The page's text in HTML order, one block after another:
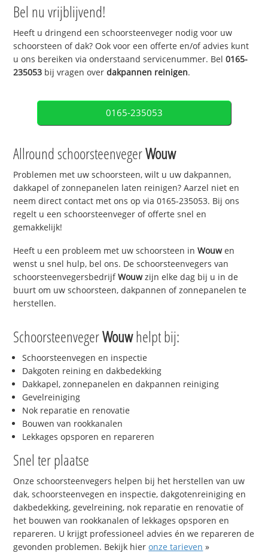
Bel nu vrijblijvend!
Heeft u dringend een schoorsteenveger nodig voor uw
schoorsteen of dak? Ook voor een offerte en/of advies kunt
u ons bereiken via onderstaand servicenummer. Bel0165-
235053 bij vragen overdakpannen reinigen.
0165-235053
Allround schoorsteenvegerWouw
Problemen met uw schoorsteen, wilt u uw dakpannen,
dakkapel of zonnepanelen laten reinigen? Aarzel niet en
neem direct contact met ons op via 0165-235053. Bij ons
regelt u een schoorsteenveger of offerte snel en
gemakkelijk!
Heeft u een probleem met uw schoorsteen inWouwen
wenst u snel hulp, bel ons. De schoorsteenvegers van
schoorsteenvegersbedrijfWouwzijn elke dag bij u in de
buurt om uw schoorsteen, dakpannen of zonnepanelen te
herstellen.
SchoorsteenvegerWouwhelpt bij:
Schoorsteenvegen en inspectie
Dakgoten reining en dakbedekking
Dakkapel, zonnepanelen en dakpannen reiniging
Gevelreiniging
Nok reparatie en renovatie
Bouwen van rookkanalen
Lekkages opsporen en repareren
Snel ter plaatse
Onze schoorsteenvegers helpen bij het herstellen van uw
dak, schoorsteenvegen en inspectie, dakgotenreiniging en
dakbedekking, gevelreining, nok reparatie en renovatie of
het bouwen van rookkanalen of lekkages opsporen en
repareren. U krijgt professioneel advies én we repareren de
gevonden problemen. Bekijk hieronze tarieven »